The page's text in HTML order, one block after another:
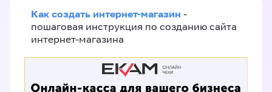
Как создать интернет-магазин -
пошаговая инструкция по созданию сайта
интернет-магазина